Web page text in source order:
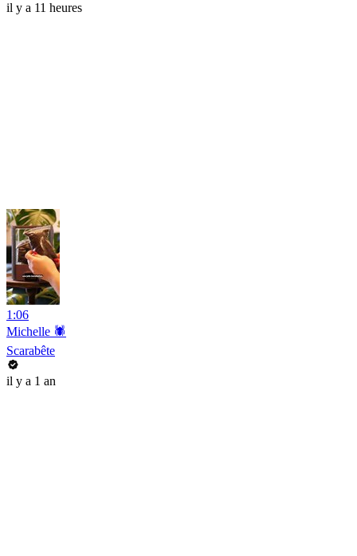
il y a 11 heures
1:06
Michelle 🕷️
Scarabête
il y a 1 an